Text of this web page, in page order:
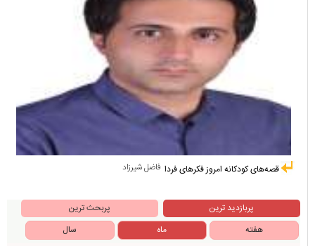
فاضل شیرزاد قصه‌های کودکانه امروز فکرهای فردا
پربازدید ترین
پربحث ترین
هفته
ماه سال